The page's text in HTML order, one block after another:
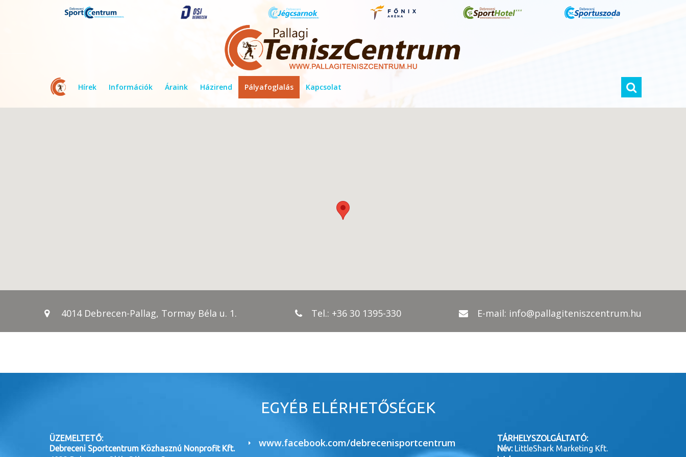
Hírek Információk Áraink Házirend Pályafoglalás Kapcsolat
4014 Debrecen-Pallag, Tormay Béla u. 1. Tel.: +36 30 1395-330 E-mail: info@pallagiteniszcentrum.hu
EGYÉB ELÉRHETŐSÉGEK
ÜZEMELTETŐ:
Debreceni Sportcentrum Közhasznú Nonprofit Kft.
www.facebook.com/debrecenisportcentrum
TÁRHELYSZOLGÁLTATÓ:
Név:LittleShark Marketing Kft.